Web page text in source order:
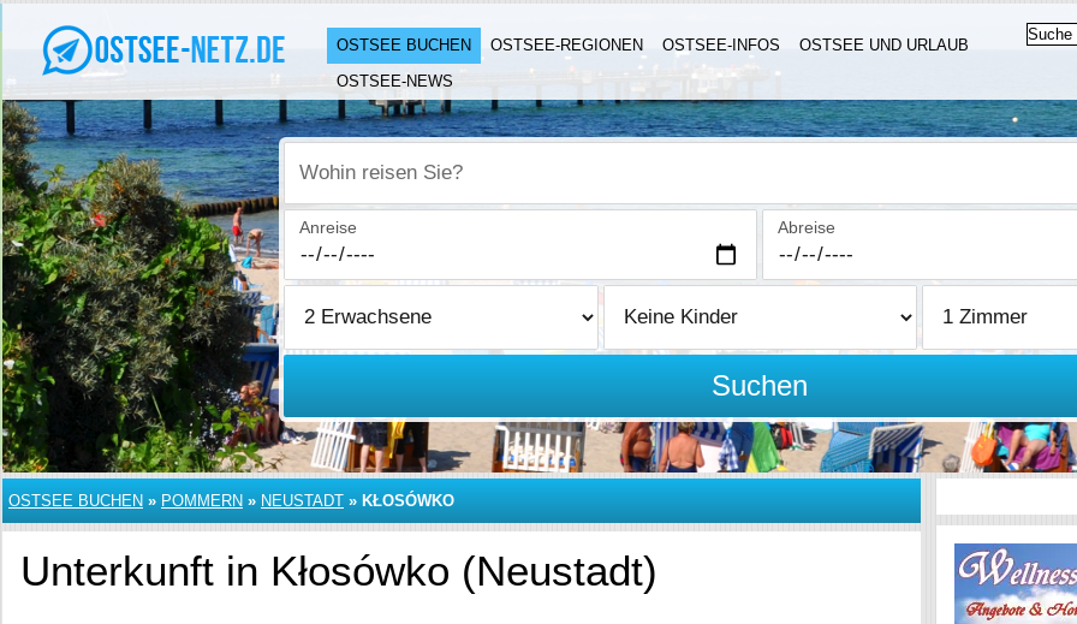
OSTSEE BUCHEN OSTSEE-REGIONEN OSTSEE-INFOS
OSTSEE UND URLAUB
OSTSEE-NEWS
Wohin reisen Sie?
Anreise Abreise
Suchen
OSTSEE BUCHEN » POMMERN » NEUSTADT » KŁOSÓWKO
Unterkunft in Kłosówko (Neustadt)